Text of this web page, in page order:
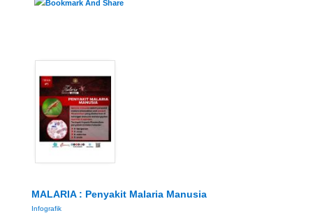
MALARIA : Penyakit Malaria Manusia
Infografik